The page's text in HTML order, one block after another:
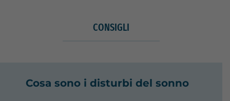
CONSIGLI
Cosa sono i disturbi del sonno